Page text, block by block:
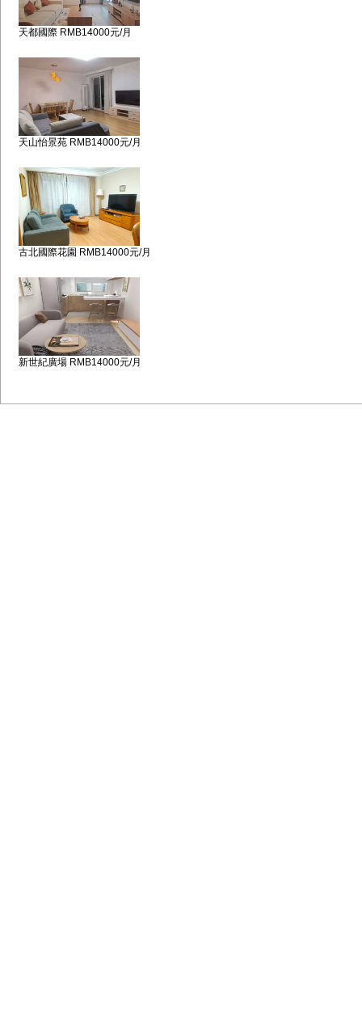
天都國際 RMB14000元/月
天山怡景苑 RMB14000元/月
古北國際花園 RMB14000元/月
新世紀廣場 RMB14000元/月